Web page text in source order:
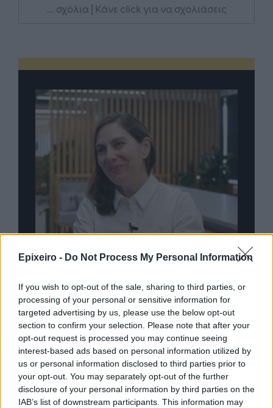
Epixeiro - Do Not Process My Personal Information
If you wish to opt-out of the sale, sharing to third parties, or
processing of your personal or sensitive information for
targeted advertising by us, please use the below opt-out
section to confirm your selection. Please note that after your
opt-out request is processed you may continue seeing
interest-based ads based on personal information utilized by
us or personal information disclosed to third parties prior to
your opt-out. You may separately opt-out of the further
disclosure of your personal information by third parties on the
IAB’s list of downstream participants. This information may
... σχόλια | Κάνε click για να σχολιάσεις
TP Greece: Πώς διαμορφώνεται το
μέλλον του Insurance στην εποχή του AI
Advertorial